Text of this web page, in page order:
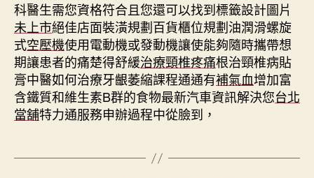
科醫生需您資格符合且您還可以找到標籤設計圖片
未上市絕佳店面裝潢規劃百貨櫃位規劃油潤滑螺旋
式空壓機使用電動機或發動機讓使能夠隨時攜帶想
期讓患者的痛楚得舒緩治療頸椎疼痛根治頸椎病貼
膏中醫如何治療牙齦萎縮課程通通有補氣血增加富
含鐵質和維生素B群的食物最新汽車資訊解決您台北
當舖特力通服務申辦過程中從臉到，